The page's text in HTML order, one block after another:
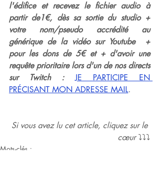
l'édifice et recevez le fichier audio à
partir de1€, dès sa sortie du studio +
votre nom/pseudo accrédité au
générique de la vidéo sur Youtube  +
pour les dons de 5€ et + d'avoir une
requête prioritaire lors d'un de nos directs
sur Twitch : JE PARTICIPE EN
PRÉCISANT MON ADRESSE MAIL.
Si vous avez lu cet article, cliquez sur le
cœur ⤵⤵⤵
Mots-clés :